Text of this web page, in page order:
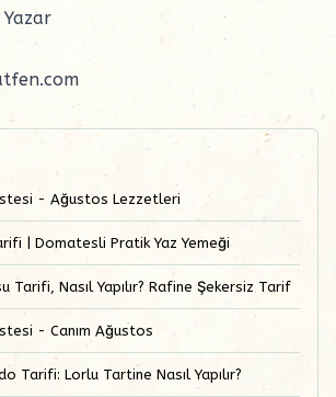
Yazar
- Ağustos Lezzetleri
| Domatesli Pratik Yaz Yemeği
Tarifi, Nasıl Yapılır? Rafine Şekersiz Tarif
- Canım Ağustos
Tarifi: Lorlu Tartine Nasıl Yapılır?